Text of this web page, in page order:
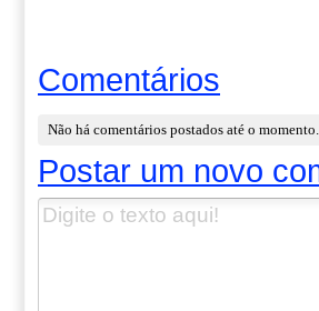
Comentários
Não há comentários postados até o
Postar um novo